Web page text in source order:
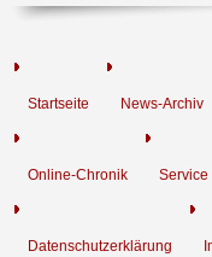
Startseite News-Archiv
Online-Chronik Service
Datenschutzerklärung